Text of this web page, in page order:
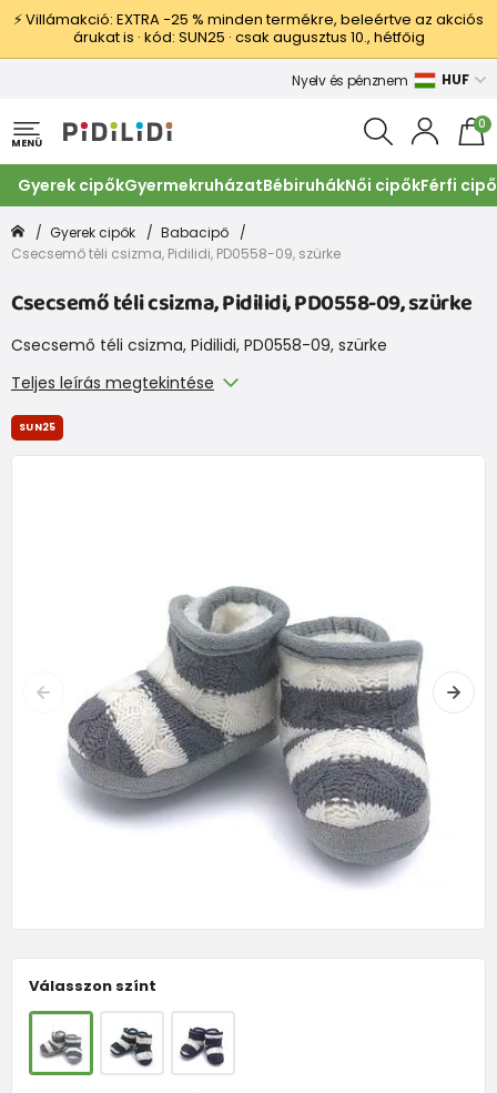
⚡ Villámakció: EXTRA −25 % minden termékre, beleértve az akciós
árukat is · kód: SUN25 · csak augusztus 10., hétfőig
Nyelv és pénznem HUF
MENÜ
0
Gyerek cipőkGyermekruházatBébiruhákNői cipőkFérfi
Gyerek cipők
Babacipő
Csecsemő téli csizma, Pidilidi, PD0558-09, szürke
Csecsemő téli csizma, Pidilidi, PD0558-09, szürke
Csecsemő téli csizma, Pidilidi, PD0558-09, szürke
Teljes leírás megtekintése
Válasszon színt
SUN25